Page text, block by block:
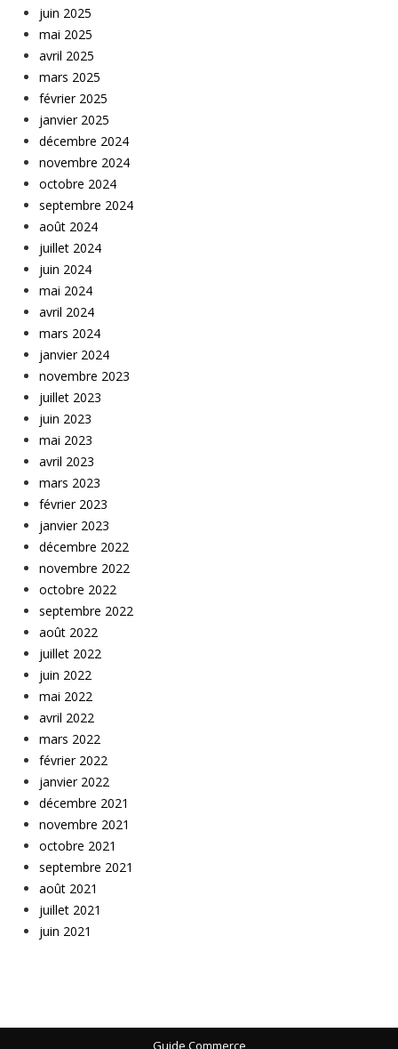
juin 2025
mai 2025
avril 2025
mars 2025
février 2025
janvier 2025
décembre 2024
novembre 2024
octobre 2024
septembre 2024
août 2024
juillet 2024
juin 2024
mai 2024
avril 2024
mars 2024
janvier 2024
novembre 2023
juillet 2023
juin 2023
mai 2023
avril 2023
mars 2023
février 2023
janvier 2023
décembre 2022
novembre 2022
octobre 2022
septembre 2022
août 2022
juillet 2022
juin 2022
mai 2022
avril 2022
mars 2022
février 2022
janvier 2022
décembre 2021
novembre 2021
octobre 2021
septembre 2021
août 2021
juillet 2021
juin 2021
Guide Commerce